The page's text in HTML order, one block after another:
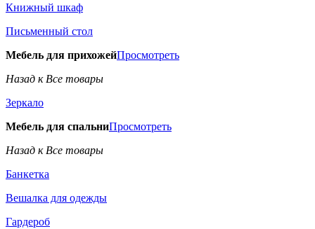
Книжный шкаф
Письменный стол
Мебель для прихожейПросмотреть
Назад к Все товары
Зеркало
Мебель для спальниПросмотреть
Назад к Все товары
Банкетка
Вешалка для одежды
Гардероб